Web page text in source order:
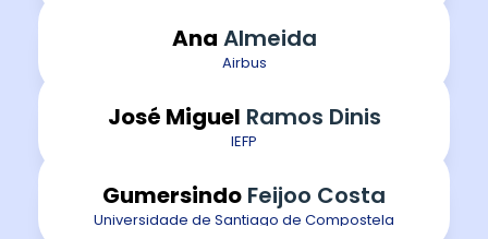
Ana Almeida
Airbus
José Miguel Ramos Dinis
IEFP
Gumersindo Feijoo Costa
Universidade de Santiago de Compostela